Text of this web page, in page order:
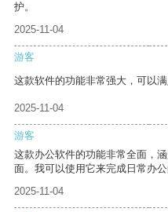
护。
2025-11-04
游客
这款软件的功能非常强大，可以满
2025-11-04
游客
这款办公软件的功能非常全面，
面。我可以使用它来完成日常办
2025-11-04